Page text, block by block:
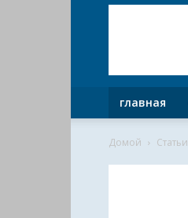
главная
Домой Статьи